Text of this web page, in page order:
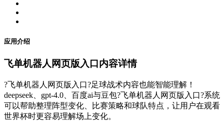
应用介绍
飞单机器人网页版入口内容详情
?飞单机器人网页版入口?足球战术内容也能智能理解！
deepseek、gpt-4.0、百度ai与豆包?飞单机器人网页版入口?系统
可以帮助整理阵型变化、比赛策略和球队特点，让用户在观看
世界杯时更容易理解场上变化。